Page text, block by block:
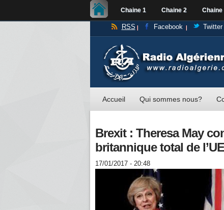
Chaine 1 Chaine 2 Chaine
RSS Facebook Twitter
Accueil Qui sommes nous?
Brexit : Theresa May
britannique total de l’UE
17/01/2017 - 20:48